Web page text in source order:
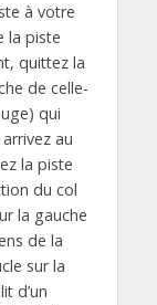
à votre
la piste
quittez la
de celle-
qui
au
la piste
du col
la gauche
de la
sur la
d’un